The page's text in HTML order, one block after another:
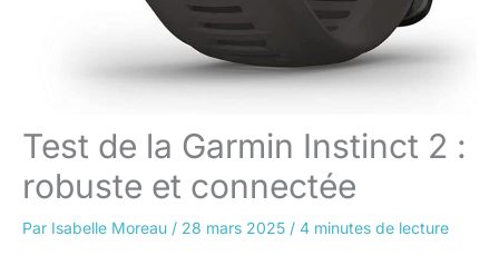
Test de la Garmin Instinct 2 :
robuste et connectée
Par Isabelle Moreau / 28 mars 2025 / 4 minutes de lecture